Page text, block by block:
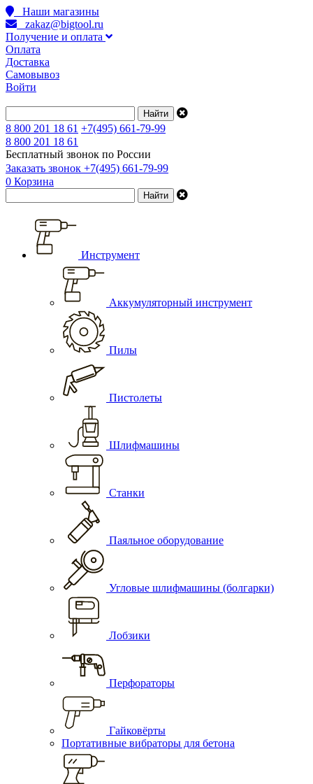
Наши магазины
zakaz@bigtool.ru
Получение и оплата
Оплата
Доставка
Самовывоз
Войти
8 800 201 18 61 +7(495) 661-79-99
8 800 201 18 61
Бесплатный звонок по России
Заказать звонок +7(495) 661-79-99
0 Корзина
Инструмент
Аккумуляторный инструмент
Пилы
Пистолеты
Шлифмашины
Станки
Паяльное оборудование
Угловые шлифмашины (болгарки)
Лобзики
Перфораторы
Гайковёрты
Портативные вибраторы для бетона